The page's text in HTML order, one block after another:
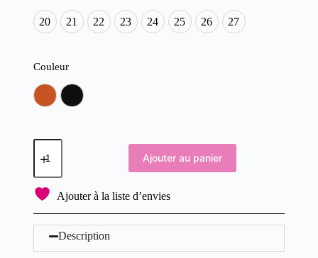
20 21 22 23 24 25 26 27
Couleur
Camel Noir
Ajouter au panier
Ajouter à la liste d’envies
Description